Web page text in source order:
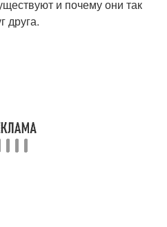
и почему они так
друга.